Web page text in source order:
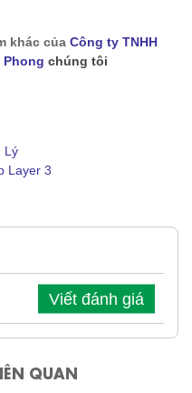
khác của Công ty TNHH
Phong chúng tôi
Lý
Layer 3
Viết đánh giá
QUAN